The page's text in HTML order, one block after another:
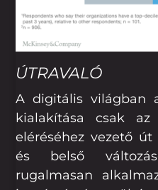
ÚTRAVALÓ
A digitális világban
kialakítása csak
eléréséhez vezető
és belső
rugalmasan